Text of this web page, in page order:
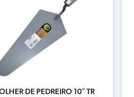
DE PEDREIRO 10″ TR